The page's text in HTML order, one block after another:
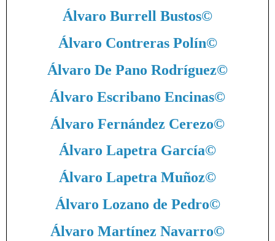
Álvaro Burrell Bustos©
Álvaro Contreras Polín©
Álvaro De Pano Rodríguez©
Álvaro Escribano Encinas©
Álvaro Fernández Cerezo©
Álvaro Lapetra García©
Álvaro Lapetra Muñoz©
Álvaro Lozano de Pedro©
Álvaro Martínez Navarro©